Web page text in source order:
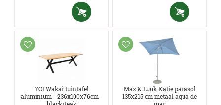
YOI Wakai tuintafel
aluminium - 236x100x76cm -
Max & Luuk Katie parasol
135x215 cm metaal aqua de